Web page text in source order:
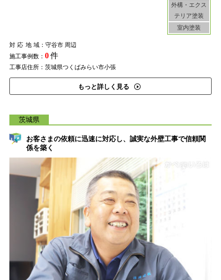
外構・エクス
テリア塗装
室内塗装
対応地域：守谷市 周辺
施工事例数： 0件
工事店住所：茨城県つくばみらい市小張
もっと詳しく見る
茨城県
お客さまの依頼に迅速に対応し、誠実な外壁工事で信頼関
係を築く